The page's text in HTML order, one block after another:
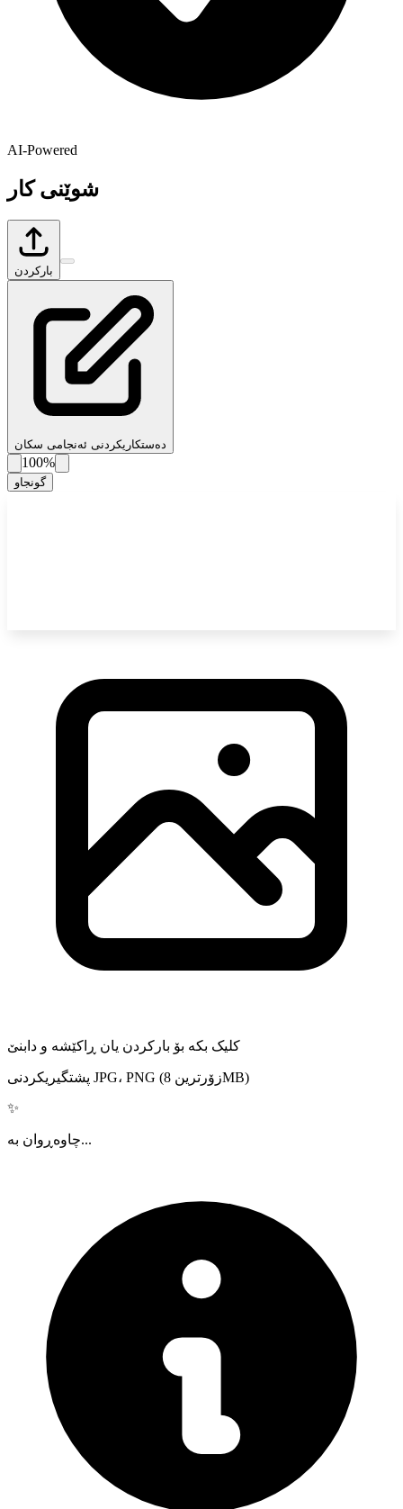
AI-Powered
شوێنی کار
بارکردن
دەستکاریکردنی ئەنجامی سکان
100%
گونجاو
کلیک بکە بۆ بارکردن یان ڕاکێشە و دابنێ
پشتگیریکردنی JPG، PNG (زۆرترین 8MB)
✨
چاوەڕوان بە...